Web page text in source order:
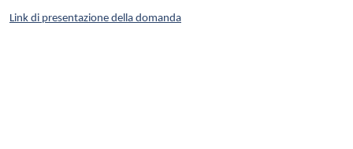
Link di presentazione della domanda